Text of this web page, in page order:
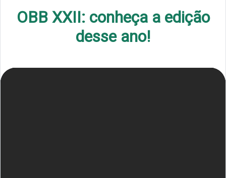
OBB XXII: conheça a edição
desse ano!